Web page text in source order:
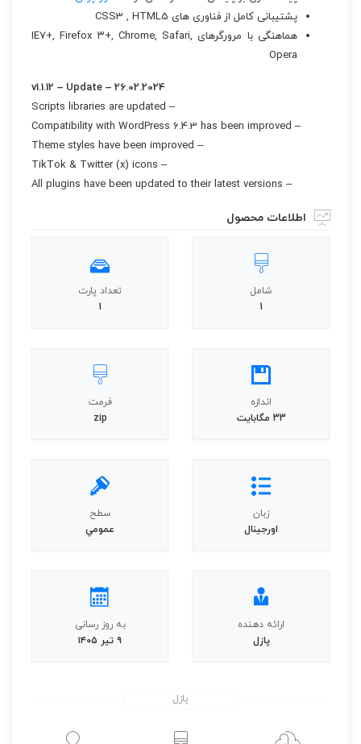
پشتیبانی کامل از فناوری های CSS3 , HTML5
هماهنگی با مرورگرهای IE7+, Firefox ۳+, Chrome, Safari,
Opera
26.02.2024 – v1.1.12 – Update
– Scripts libraries are updated
– Compatibility with WordPress 6.4.3 has been improved
– Theme styles have been improved
– TikTok & Twitter (x) icons
– All plugins have been updated to their latest versions
اطلاعات محصول
شامل
1
تعداد پارت
1
اندازه
33 مگابايت
فرمت
zip
زبان
اورجينال
سطح
عمومي
ارائه دهنده
پازل
به روز رسانی
۹ تیر ۱۴۰۵
پازل